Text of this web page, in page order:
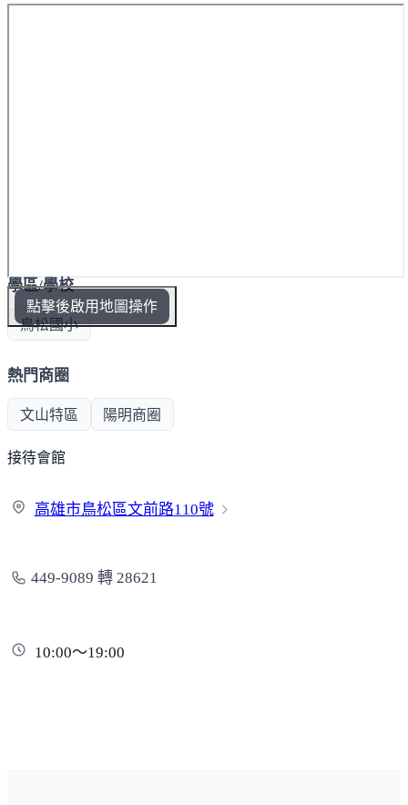
點擊後啟用地圖操作
學區/學校
鳥松國小
熱門商圈
文山特區 陽明商圈
接待會館
高雄市鳥松區文前路110號
449-9089 轉 28621
10:00～19:00